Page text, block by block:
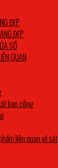
ĐẸP
ĐẸP
SỔ
QUAN
ban công
liên quan về sắt